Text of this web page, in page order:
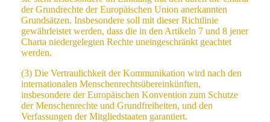
der Grundrechte der Europäischen Union anerkannten
Grundsätzen. Insbesondere soll mit dieser Richtlinie
gewährleistet werden, dass die in den Artikeln 7 und 8 jener
Charta niedergelegten Rechte uneingeschränkt geachtet
werden.
(3) Die Vertraulichkeit der Kommunikation wird nach den
internationalen Menschenrechtsübereinkünften,
insbesondere der Europäischen Konvention zum Schutze
der Menschenrechte und Grundfreiheiten, und den
Verfassungen der Mitgliedstaaten garantiert.